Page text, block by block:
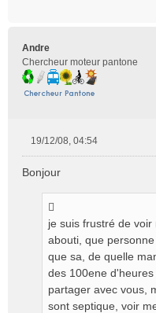
Andre
Chercheur moteur pantone
s
19/12/08, 04:54
Bonjour
je suis frustré de
abouti, que
que sa, de quelle
des 100ene
partager avec vous,
sont septique, voir